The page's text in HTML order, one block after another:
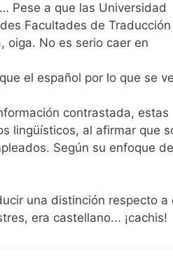
Pese a que las Universidad
Facultades de Traducción
oiga. No es serio caer en
el español por lo que se
contrastada, estas
lingüísticos, al afirmar que
Según su enfoque
una distinción respecto a
era castellano... ¡cachis!